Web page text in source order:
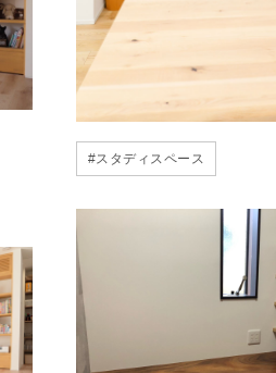
#スタディスペース